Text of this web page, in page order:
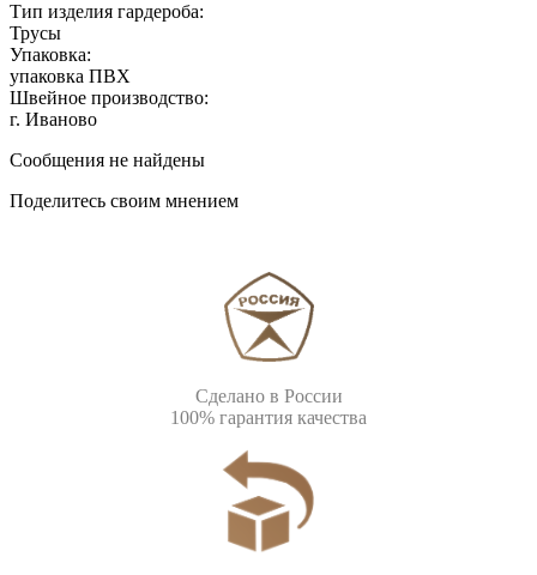
Тип изделия гардероба:
Трусы
Упаковка:
упаковка ПВХ
Швейное производство:
г. Иваново
Сообщения не найдены
Поделитесь своим мнением
Сделано в России
100% гарантия качества